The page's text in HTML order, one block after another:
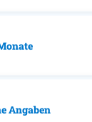
Angaben